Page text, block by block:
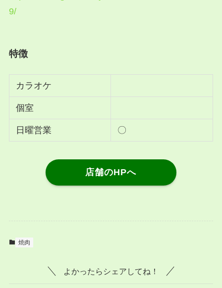
9/
特徴
カラオケ
個室
日曜営業 〇
店舗のHPへ
焼肉
よかったらシェアしてね！